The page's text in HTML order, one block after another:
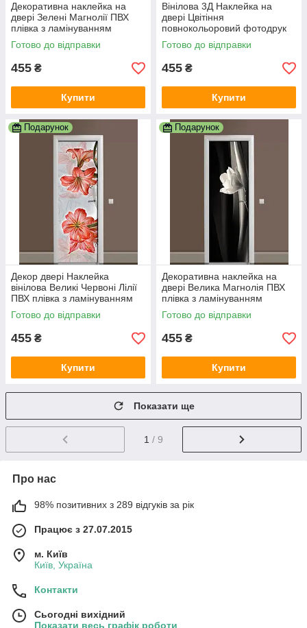
Декоративна наклейка на
двері Зелені Магнолії ПВХ
плівка з ламінуванням
600х1800 мм Квіти
Фіолетовий
Готово до відправки
455 ₴
Купити
Вінілова 3Д Наклейка на
двері Цвітіння
повнокольоровий фотодрук
плівка для дверей декор
600х1800 мм
Готово до відправки
455 ₴
Купити
Подарунок
Декор двері Наклейка
вінілова Великі Червоні Лілії
ПВХ плівка з ламінуванням
600х1800 мм квіти Червоний
Готово до відправки
455 ₴
Купити
Подарунок
Декоративна наклейка на
двері Велика Магнолія ПВХ
плівка з ламінуванням
600х1800 мм Квіти Чорний
Готово до відправки
455 ₴
Купити
Показати ще
1 / 9
Про нас
98% позитивних з 289 відгуків за рік
Працює з 27.07.2015
м. Київ
Київ, Україна
Контакти
Сьогодні вихідний
Показати весь графік роботи